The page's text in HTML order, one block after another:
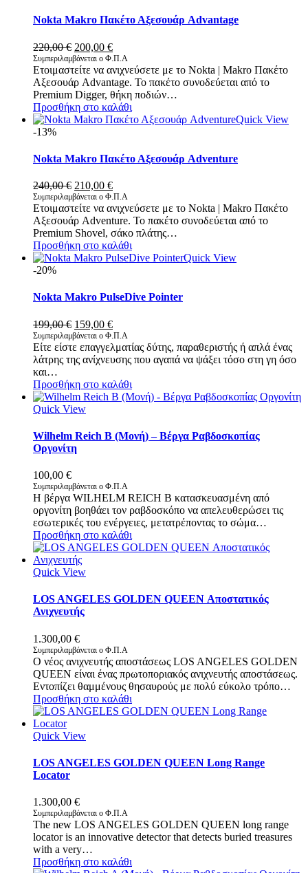
Nokta Makro Πακέτο Αξεσουάρ Advantage
220,00€ Original
price
was:
220,00 €.
200,00 €Η
τρέχουσα
τιμή
είναι:
200,00 €.
Συμπεριλαμβάνεται ο Φ.Π.Α
Ετοιμαστείτε να ανιχνεύσετε με το Nokta | Makro Πακέτο
Αξεσουάρ Advantage. Το πακέτο συνοδεύεται από το
Premium Digger, θήκη ποδιών…
Προσθήκη στο καλάθι
Quick View
-13%
Nokta Makro Πακέτο Αξεσουάρ Adventure
240,00€ Original
price
was:
240,00 €.
210,00 €Η
τρέχουσα
τιμή
είναι:
210,00 €.
Συμπεριλαμβάνεται ο Φ.Π.Α
Ετοιμαστείτε να ανιχνεύσετε με το Nokta | Makro Πακέτο
Αξεσουάρ Adventure. Το πακέτο συνοδεύεται από το
Premium Shovel, σάκο πλάτης…
Προσθήκη στο καλάθι
Quick View
-20%
Nokta Makro PulseDive Pointer
199,00€ Original
price
was:
199,00 €.
159,00 €Η
τρέχουσα
τιμή
είναι:
Συμπεριλαμβάνεται ο Φ.Π.Α
Είτε είστε επαγγελματίας δύτης, παραθεριστής ή απλά ένας
λάτρης της ανίχνευσης που αγαπά να ψάξει τόσο στη γη όσο
και…
Προσθήκη στο καλάθι
Quick View
Wilhelm Reich B (Μονή) – Βέργα Ραβδοσκοπίας
Οργονίτη
100,00 €
Συμπεριλαμβάνεται ο Φ.Π.Α
Η βέργα WILHELM REICH B κατασκευασμένη από
οργονίτη βοηθάει τον ραβδοσκόπο να απελευθερώσει τις
εσωτερικές του ενέργειες, μετατρέποντας το σώμα…
Προσθήκη στο καλάθι
Quick View
LOS ANGELES GOLDEN QUEEN Αποστατικός
Ανιχνευτής
1.300,00 €
Συμπεριλαμβάνεται ο Φ.Π.Α
Ο νέος ανιχνευτής αποστάσεως LOS ANGELES GOLDEN
QUEEN είναι ένας πρωτοποριακός ανιχνευτής αποστάσεως.
Εντοπίζει θαμμένους θησαυρούς με πολύ εύκολο τρόπο…
Προσθήκη στο καλάθι
Quick View
LOS ANGELES GOLDEN QUEEN Long Range
Locator
1.300,00 €
Συμπεριλαμβάνεται ο Φ.Π.Α
The new LOS ANGELES GOLDEN QUEEN long range
locator is an innovative detector that detects buried treasures
with a very…
Προσθήκη στο καλάθι